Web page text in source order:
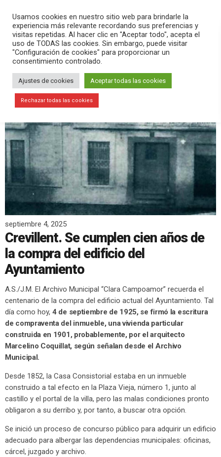
search menu pause PLAY
septiembre 4, 2025
Crevillent. Se cumplen cien años de
la compra del edificio del
Ayuntamiento
A.S./J.M. El Archivo Municipal “Clara Campoamor” recuerda el
centenario de la compra del edificio actual del Ayuntamiento. Tal
día como hoy, 4 de septiembre de 1925, se firmó la escritura
de compraventa del inmueble, una vivienda particular
construida en 1901, probablemente, por el arquitecto
Marcelino Coquillat, según señalan desde el Archivo
Municipal.
Desde 1852, la Casa Consistorial estaba en un inmueble
construido a tal efecto en la Plaza Vieja, número 1, junto al
castillo y el portal de la villa, pero las malas condiciones pronto
obligaron a su derribo y, por tanto, a buscar otra opción.
Se inició un proceso de concurso público para adquirir un edificio
adecuado para albergar las dependencias municipales: oficinas,
cárcel, juzgado y archivo.
Usamos cookies en nuestro sitio web para brindarle la
experiencia más relevante recordando sus preferencias y
visitas repetidas. Al hacer clic en "Aceptar todo", acepta el
uso de TODAS las cookies. Sin embargo, puede visitar
"Configuración de cookies" para proporcionar un
consentimiento controlado.
Ajustes de cookies Aceptar todas las cookies
Rechazar todas las cookies